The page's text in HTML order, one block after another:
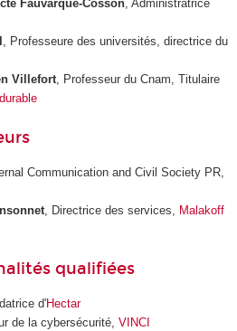
Fauvarque-Cosson, Administratrice
, Professeure des universités, directrice du
Villefort, Professeur du Cnam, Titulaire
Communication and Civil Society PR,
, Directrice des services, Malakoff
qualifiées
d'Hectar
de la cybersécurité, VINCI